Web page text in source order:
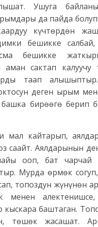
Ушуга
да пайда
күчтөрдөн
бешикке
бешикке
аман сактап калуучу
таап
деген ырым
бирөөгө берип
мал кайтарып,
саайт. Аялдарынын
ооп, бат чарчай
Мурда өрмөк
топоздун жүнүнөн
менен
баштаган.
төшөк жасашат.